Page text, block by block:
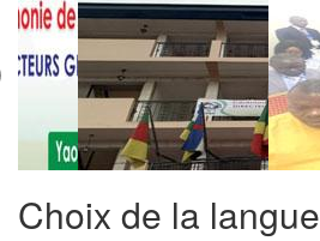
Choix de la langue